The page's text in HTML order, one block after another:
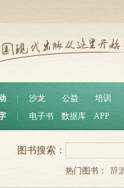
沙龙 公益
培训
电子书 数据库 APP
图书搜索：
热门图书： 辞